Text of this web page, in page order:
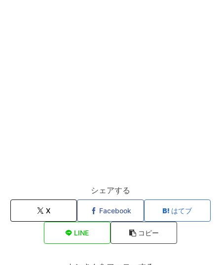
シェアする
X Facebook はてブ
LINE コピー